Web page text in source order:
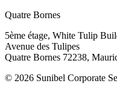
Quatre Bornes
5ème étage, White Tulip
Avenue des Tulipes
Quatre Bornes 72238,
© 2026 Sunibel Corporate